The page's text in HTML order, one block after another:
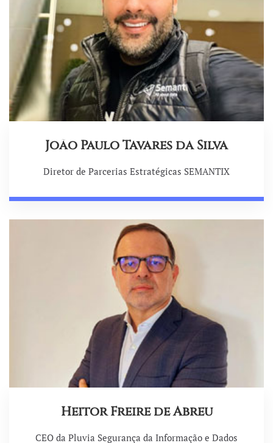
João Paulo Tavares da Silva
Diretor de Parcerias Estratégicas SEMANTIX
Heitor Freire de Abreu
CEO da Pluvia Segurança da Informação e Dados